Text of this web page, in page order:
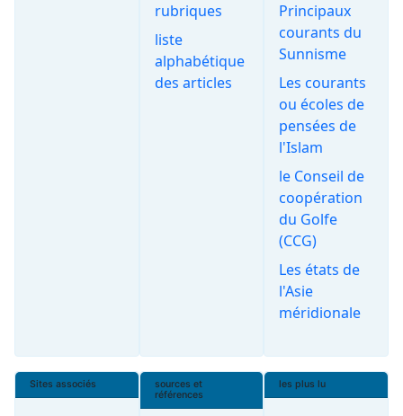
rubriques
liste
alphabétique
des articles
Principaux
courants du
Sunnisme
Les courants
ou écoles de
pensées de
l'Islam
le Conseil de
coopération
du Golfe
(CCG)
Les états de
l'Asie
méridionale
Sites associés
sources et
références
les plus lu